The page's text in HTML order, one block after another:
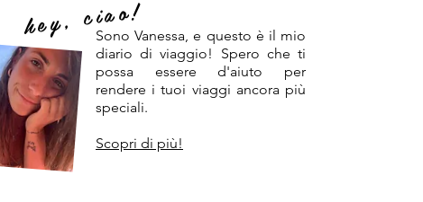
hey, ciao!Sono Vanessa, e questo è il mio
diario di viaggio! Spero che ti
possa essere d'aiuto per
rendere i tuoi viaggi ancora più
speciali.
Scopri di più!